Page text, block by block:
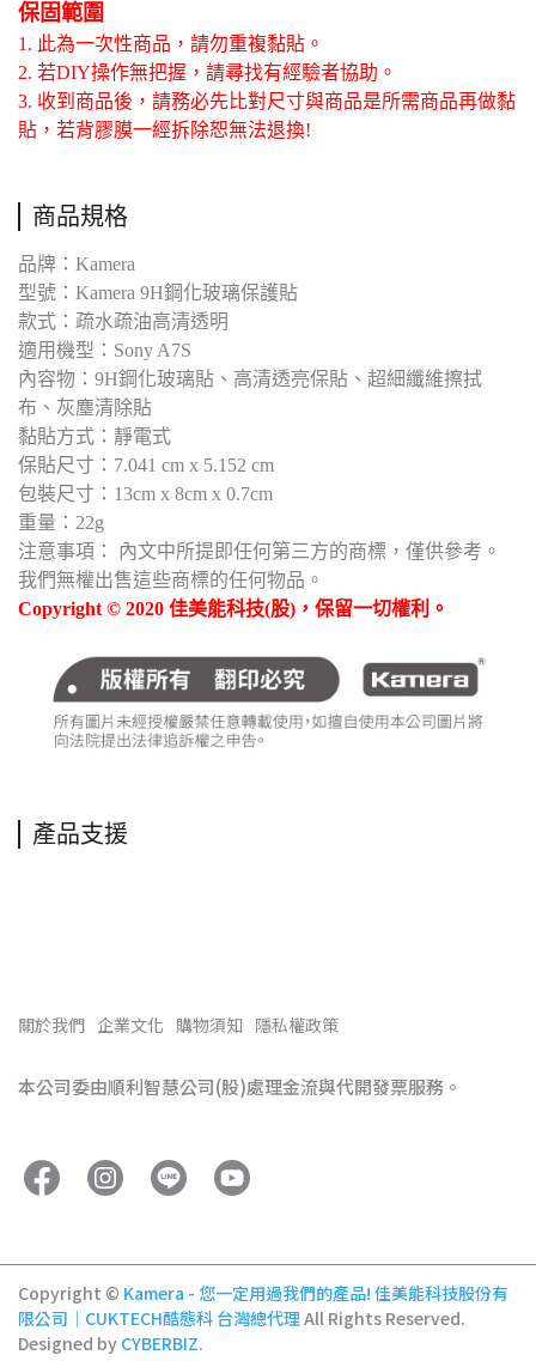
保固範圍
1. 此為一次性商品，請勿重複黏貼。
2. 若DIY操作無把握，請尋找有經驗者協助。
3. 收到商品後，請務必先比對尺寸與商品是所需商品再做黏
貼，若背膠膜一經拆除恕無法退換!
商品規格
品牌：Kamera
型號：Kamera 9H鋼化玻璃保護貼
款式：疏水疏油高清透明
適用機型：Sony A7S
內容物：9H鋼化玻璃貼、高清透亮保貼、超細纖維擦拭
布、灰塵清除貼
黏貼方式：靜電式
保貼尺寸：7.041 cm x 5.152 cm
包裝尺寸：13cm x 8cm x 0.7cm
重量：22g
注意事項： 內文中所提即任何第三方的商標，僅供參考。
我們無權出售這些商標的任何物品。
Copyright © 2020 佳美能科技(股)，保留一切權利。
產品支援
關於我們 企業文化 購物須知 隱私權政策
本公司委由順利智慧公司(股)處理金流與代開發票服務。
Copyright © Kamera - 您一定用過我們的產品! 佳美能科技股份有
限公司｜CUKTECH酷態科 台灣總代理All Rights Reserved.
Designed by CYBERBIZ.